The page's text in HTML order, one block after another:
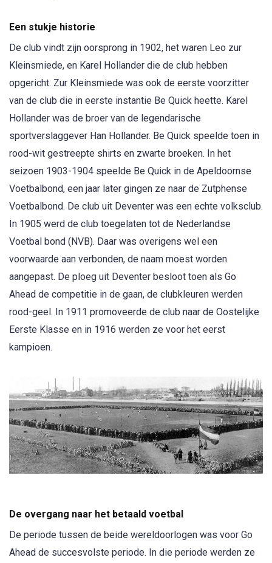
Een stukje historie
De club vindt zijn oorsprong in 1902, het waren Leo zur
Kleinsmiede, en Karel Hollander die de club hebben
opgericht. Zur Kleinsmiede was ook de eerste voorzitter
van de club die in eerste instantie Be Quick heette. Karel
Hollander was de broer van de legendarische
sportverslaggever Han Hollander. Be Quick speelde toen in
rood-wit gestreepte shirts en zwarte broeken. In het
seizoen 1903-1904 speelde Be Quick in de Apeldoornse
Voetbalbond, een jaar later gingen ze naar de Zutphense
Voetbalbond. De club uit Deventer was een echte volksclub.
In 1905 werd de club toegelaten tot de Nederlandse
Voetbal bond (NVB). Daar was overigens wel een
voorwaarde aan verbonden, de naam moest worden
aangepast. De ploeg uit Deventer besloot toen als Go
Ahead de competitie in de gaan, de clubkleuren werden
rood-geel. In 1911 promoveerde de club naar de Oostelijke
Eerste Klasse en in 1916 werden ze voor het eerst
kampioen.
De overgang naar het betaald voetbal
De periode tussen de beide wereldoorlogen was voor Go
Ahead de succesvolste periode. In die periode werden ze